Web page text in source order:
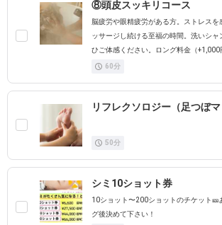
⑧頭皮スッキリコース
脳疲労や眼精疲労がある方。ストレス
ッサージし続ける至福の時間。洗いシ
ひご体感ください。ロング料金（+1,000
60分
リフレクソロジー（足つぼマ
50分
シミ10ショット券
10ショット〜200ショットのチケット🎫
グ後決めて下さい！